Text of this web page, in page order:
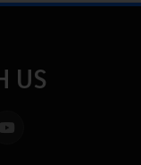
US